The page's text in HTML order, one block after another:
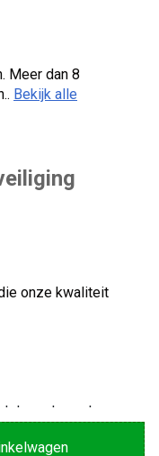
Meer dan 8
Bekijk alle
onze kwaliteit
van Lecom
2026. Spanje. Alle
B65890642.